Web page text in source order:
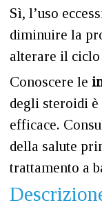
Sì, l’uso
diminuire la
alterare il ciclo
Conoscere le
degli steroidi
efficace.
della salute
trattamento a